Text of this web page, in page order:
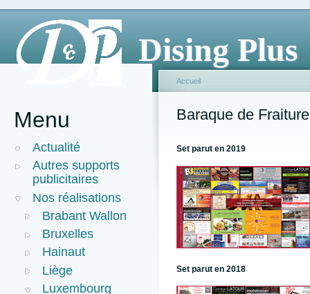
Dising Plus
Menu
Actualité
Autres supports
publicitaires
Nos réalisations
Brabant Wallon
Bruxelles
Hainaut
Liège
Luxembourg
Accueil
Baraque de
Set parut en 2019
Set parut en 2018